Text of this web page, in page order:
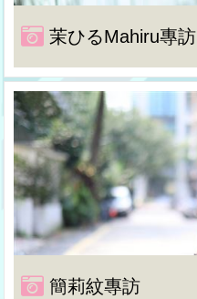
茉ひるMahiru專訪
簡莉紋專訪